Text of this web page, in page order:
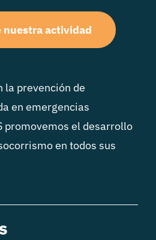
nuestra actividad
la prevención de
en emergencias
promovemos el desarrollo
en todos sus